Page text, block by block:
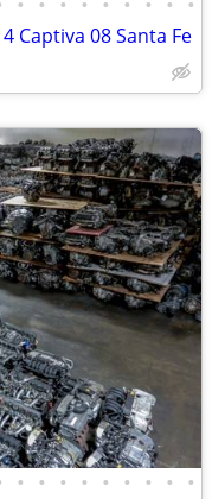
Captiva 08 Santa Fe
• • • • • • • • •